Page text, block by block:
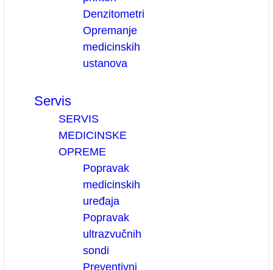
Denzitometri
Opremanje
medicinskih
ustanova
Servis
SERVIS
MEDICINSKE
OPREME
Popravak
medicinskih
uređaja
Popravak
ultrazvučnih
sondi
Preventivni